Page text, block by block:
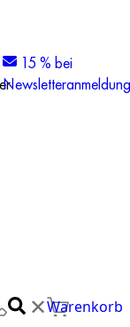
15 % bei
Newsletteranmeldung
✕Warenkorb